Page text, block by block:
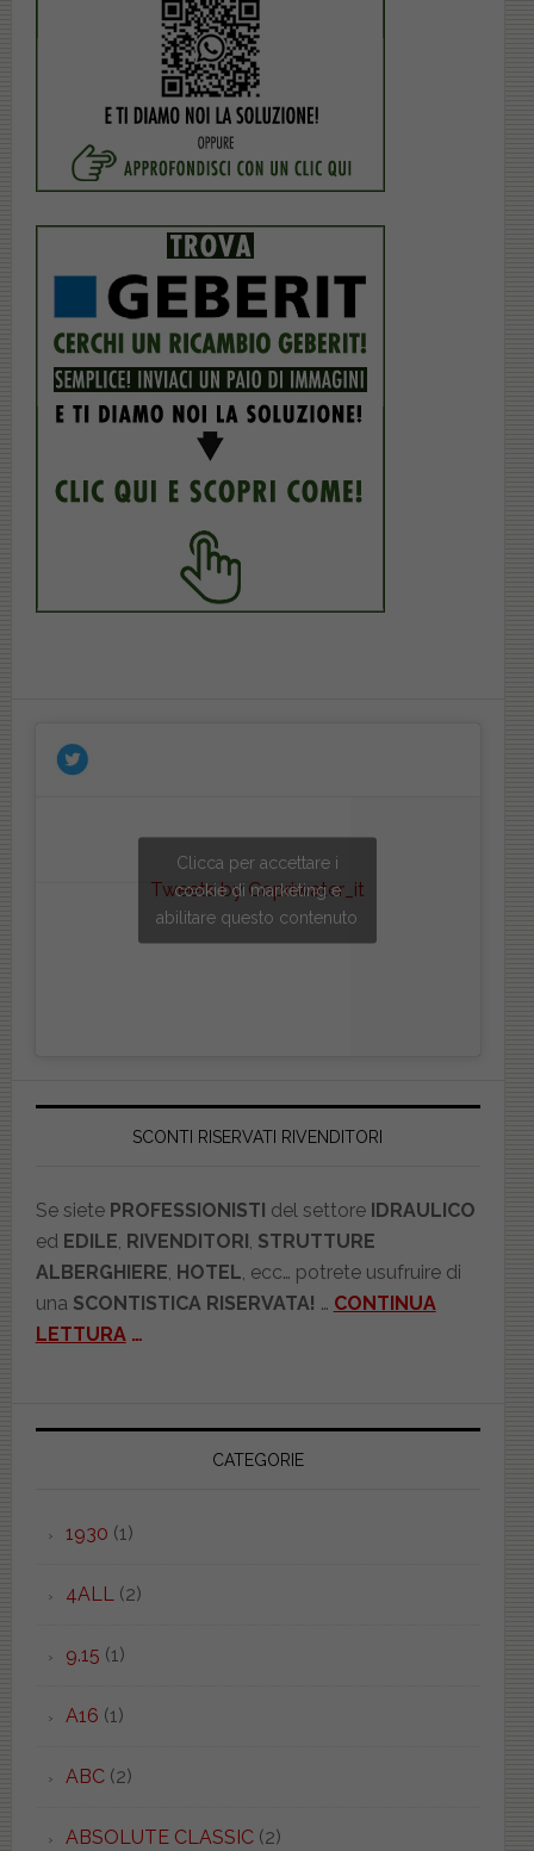
Tweets by Copriwater_it
Clicca per accettare i
cookie di marketing e
abilitare questo contenuto
SCONTI RISERVATI RIVENDITORI
Se siete PROFESSIONISTI del settore IDRAULICO
ed EDILE, RIVENDITORI, STRUTTURE
ALBERGHIERE, HOTEL, ecc… potrete usufruire di
una SCONTISTICA RISERVATA! … CONTINUA
LETTURA…
CATEGORIE
1930 (1)
4ALL(2)
9.15 (1)
A16 (1)
ABC(2)
ABSOLUTE CLASSIC(2)